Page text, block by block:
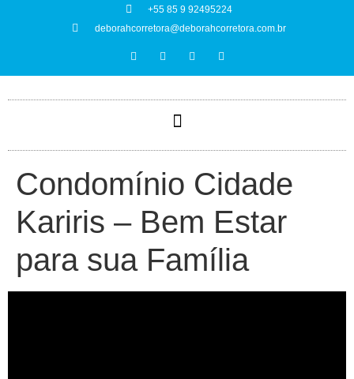
+55 85 9 92495224
deborahcorretora@deborahcorretora.com.br
Condomínio Cidade
Kariris – Bem Estar
para sua Família